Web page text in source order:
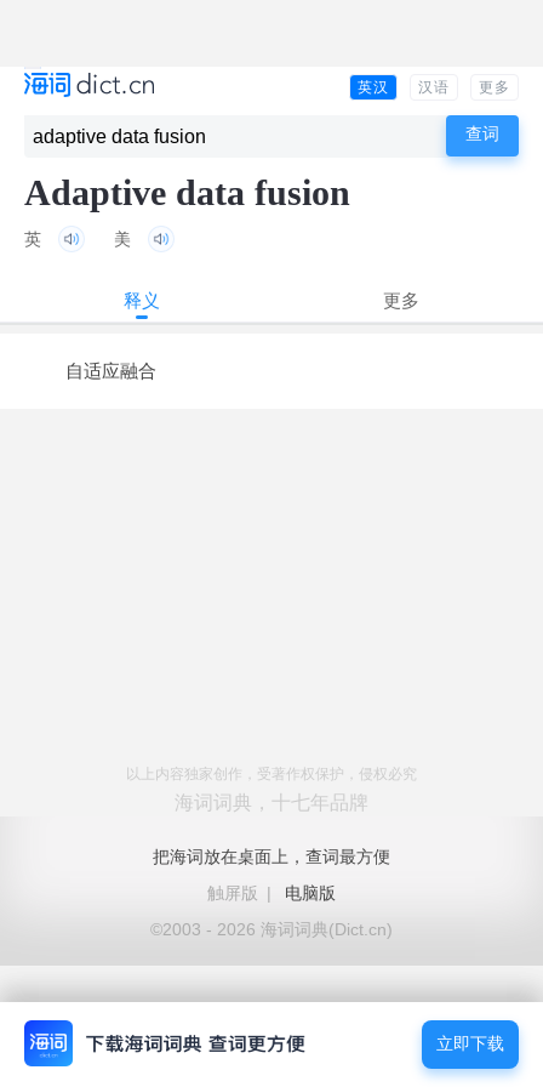
英汉 汉语 更多
Adaptive data fusion
英 美
释义 更多
自适应融合
以上内容独家创作，受著作权保护，侵权必究
海词词典，十七年品牌
把海词放在桌面上，查词最方便
触屏版
|
电脑版
©2003 - 2026 海词词典(Dict.cn)
立即下载
立即下载